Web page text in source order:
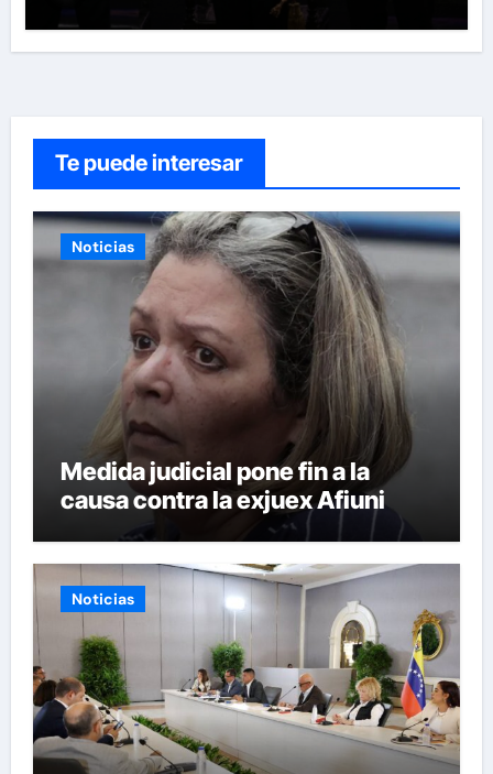
Te puede interesar
Noticias
Medida judicial pone fin a la
causa contra la exjuex Afiuni
Noticias